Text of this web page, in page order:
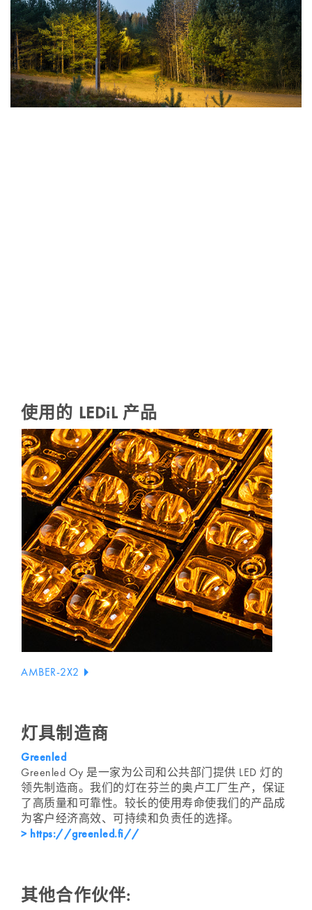
使用的 LEDiL 产品
AMBER-2X2
灯具制造商
Greenled
Greenled Oy 是一家为公司和公共部门提供 LED 灯的
领先制造商。我们的灯在芬兰的奥卢工厂生产，保证
了高质量和可靠性。较长的使用寿命使我们的产品成
为客户经济高效、可持续和负责任的选择。
> https://greenled.fi//
其他合作伙伴: